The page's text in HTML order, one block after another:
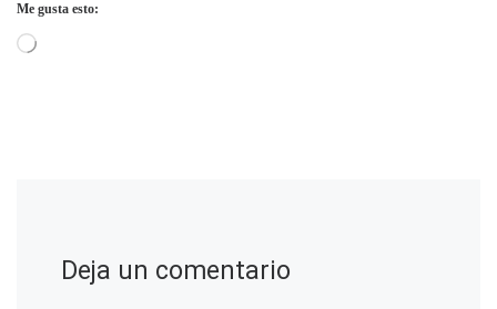
Me gusta esto:
Cargando...
Deja un comentario